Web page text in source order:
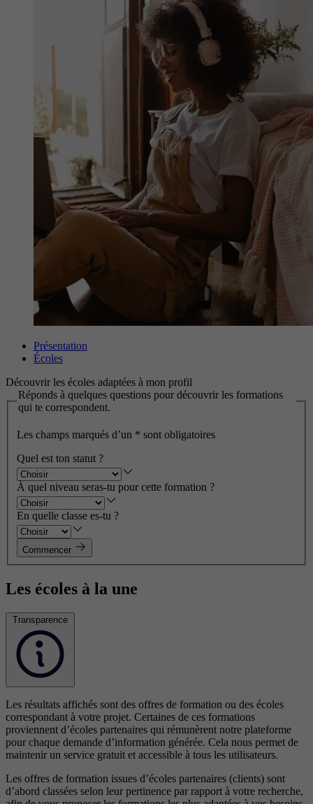
Présentation
Écoles
Découvrir les écoles adaptées à mon profil
Réponds à quelques questions pour découvrir les formations
qui te correspondent.
Les champs marqués d’un * sont obligatoires
Quel est ton statut ?
À quel niveau seras-tu pour cette formation ?
En quelle classe es-tu ?
Commencer
Les écoles à la une
Transparence
Les résultats affichés sont des offres de formation ou des écoles
correspondant à votre projet. Certaines de ces formations
proviennent d’écoles partenaires qui rémunèrent notre plateforme
pour chaque demande d’information générée. Cela nous permet de
maintenir un service gratuit et accessible à tous les utilisateurs.
Les offres de formation issues d’écoles partenaires (clients) sont
d’abord classées selon leur pertinence par rapport à votre recherche,